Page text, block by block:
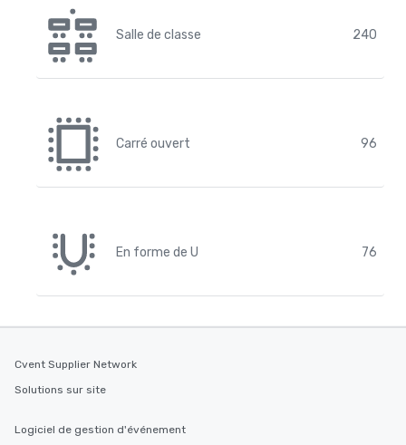
Salle de classe 240
Carré ouvert 96
En forme de U 76
Cvent Supplier Network
Solutions sur site
Logiciel de gestion d'événement